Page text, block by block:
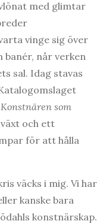
med glimtar
vinge sig över
banér, når verken
sal. Idag stavas
Konstnären som
och ett
för att hålla
väcks i mig. Vi har
kanske bara
konstnärskap.